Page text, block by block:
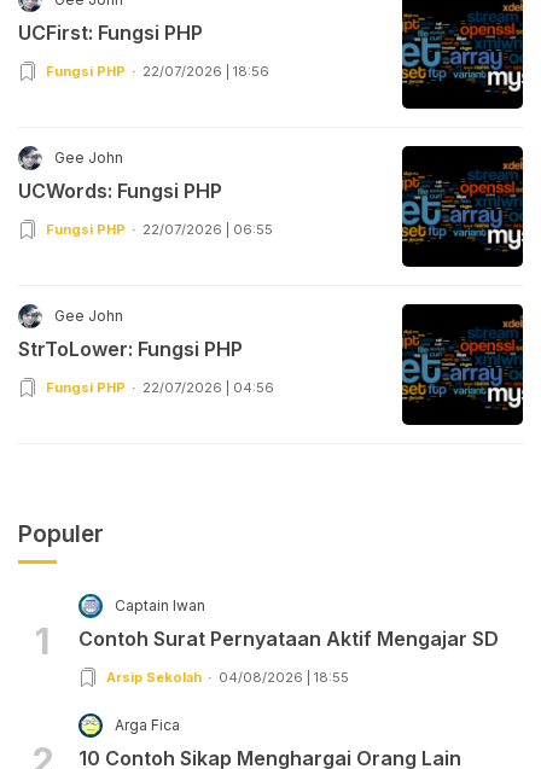
UCFirst: Fungsi PHP
Fungsi PHP 22/07/2026 | 18:56
Gee John
UCWords: Fungsi PHP
Fungsi PHP 22/07/2026 | 06:55
Gee John
StrToLower: Fungsi PHP
Fungsi PHP 22/07/2026 | 04:56
Populer
1
Captain Iwan
Contoh Surat Pernyataan Aktif Mengajar SD
Arsip Sekolah 04/08/2026 | 18:55
2
Arga Fica
10 Contoh Sikap Menghargai Orang Lain